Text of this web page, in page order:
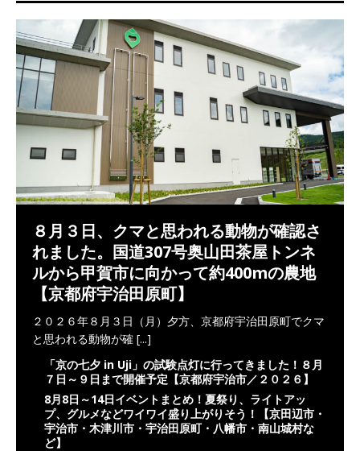
８月３日、クマと思われる動物が確認さ
れました。国道307号奥山田茶屋トンネ
ルから甲賀市に向かって約400mの農地
【京都府宇治田原町】
２０２６年８月３日（月）夕方、京都府宇治田原町でクマ
と思われる動物が確 [...]
「京の七夕 in Uji」の試験点灯に行ってきました！８月
７日～９日まで開催予定【京都府宇治市／２０２６】
8月8日～14日イベントまとめ！夏祭り、ライトアッ
プ、グルメなどワイワイ盛り上がりそう！【京田辺市・
宇治市・木津川市・宇治田原町・八幡市・南山城村な
ど】